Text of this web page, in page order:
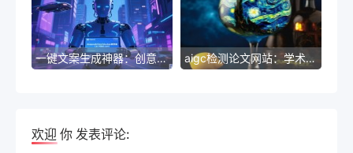
一键文案生成神器：创意无限，助你轻松成为文案大师 aigc检测论文网站：学术诚信的守护者
欢迎 你 发表评论: